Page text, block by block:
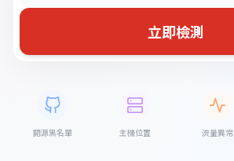
立即檢測
開源黑名單 主機位置 流量異常